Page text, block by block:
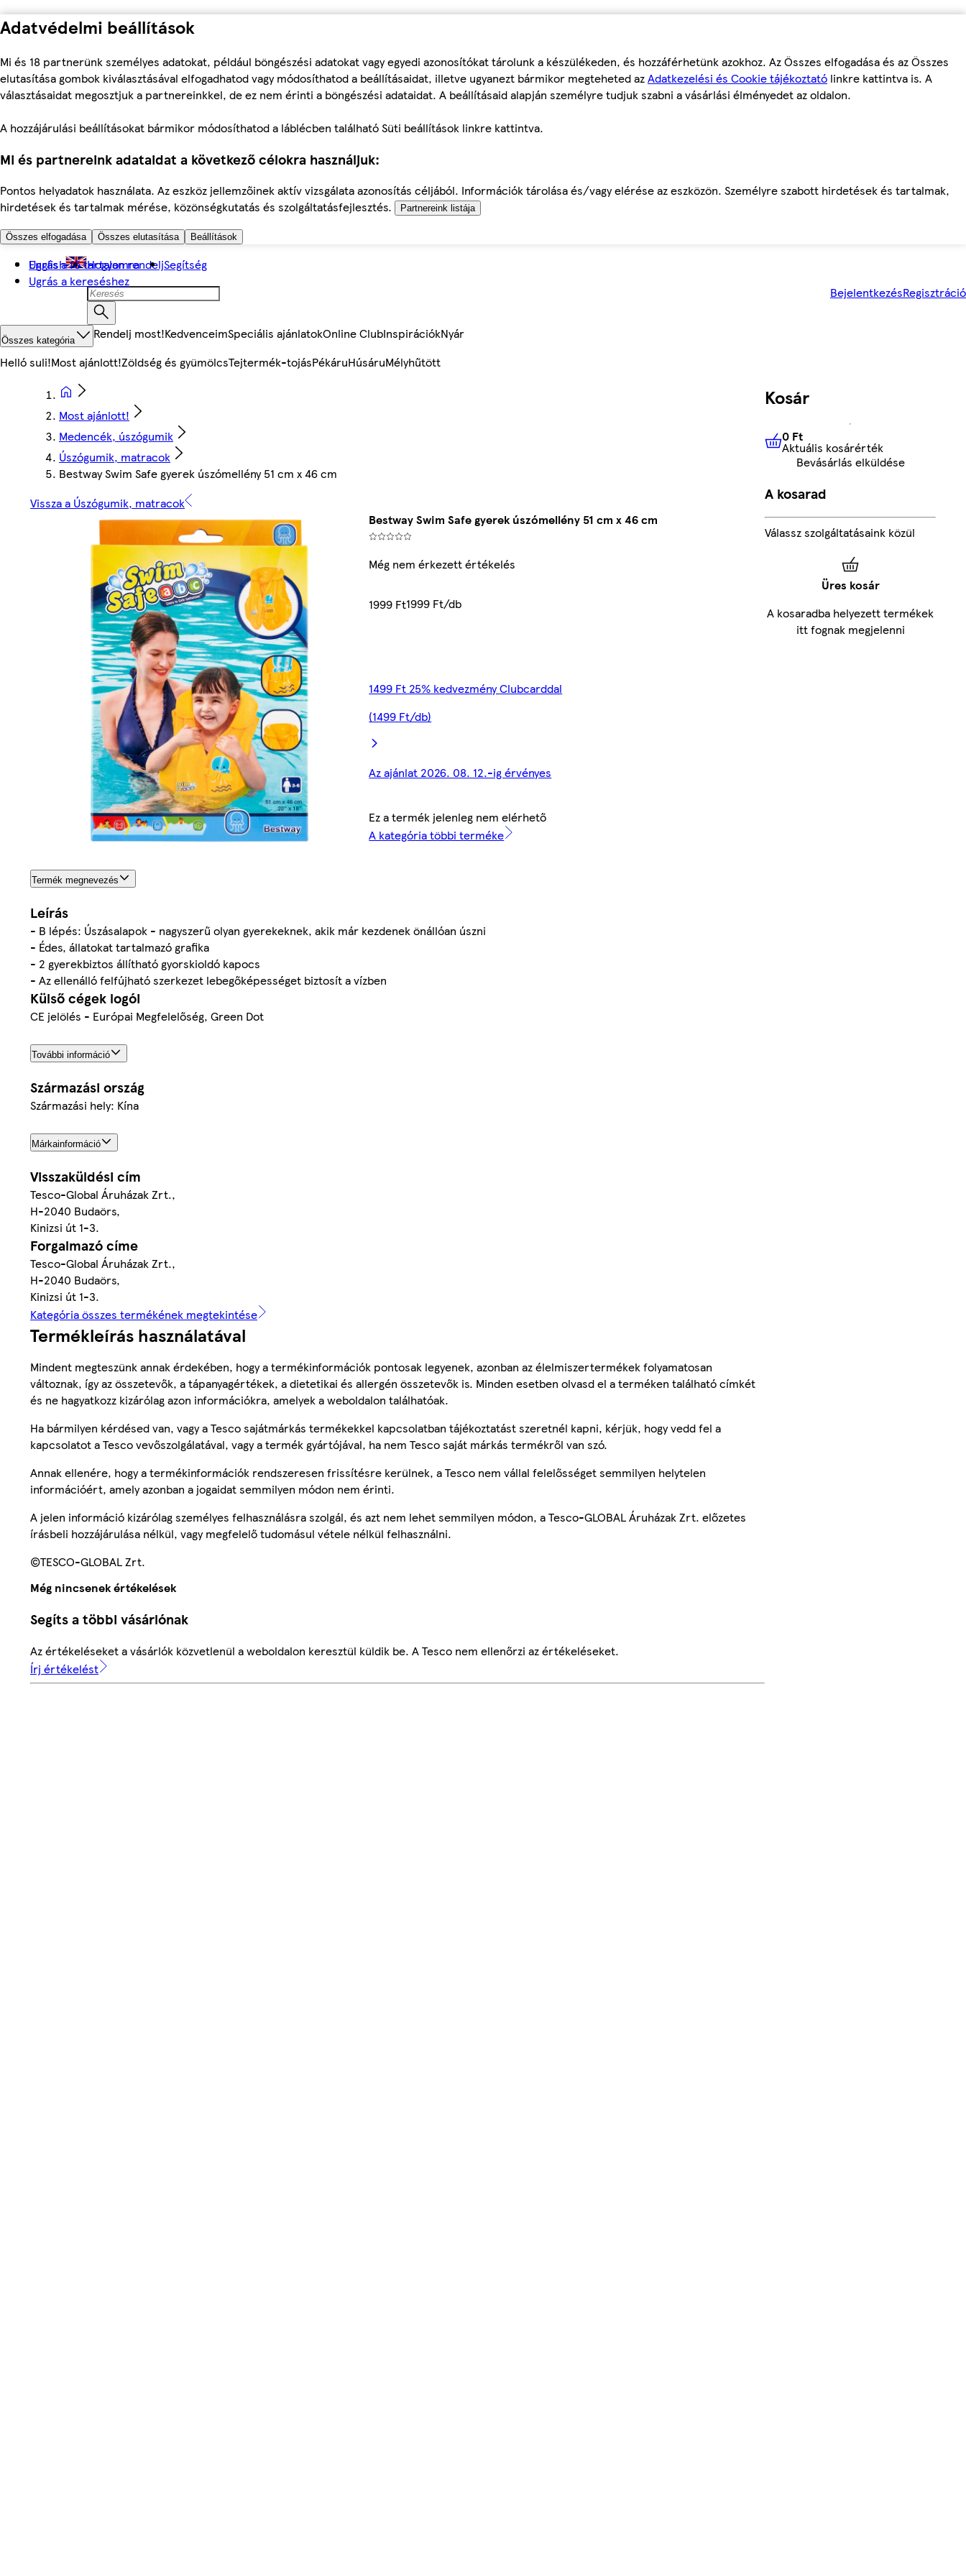
Adatvédelmi beállítások
Mi és 18 partnerünk személyes adatokat, például böngészési adatokat vagy egyedi azonosítókat tárolunk a készülékeden, és hozzáférhetünk azokhoz. Az Összes elfogadása és az Összes
elutasítása gombok kiválasztásával elfogadhatod vagy módosíthatod a beállításaidat, illetve ugyanezt bármikor megteheted azAdatkezelési és Cookie tájékoztató linkre kattintva is. A
választásaidat megosztjuk a partnereinkkel, de ez nem érinti a böngészési adataidat. A beállításaid alapján személyre tudjuk szabni a vásárlási élményedet az oldalon.
A hozzájárulási beállításokat bármikor módosíthatod a láblécben található Süti beállítások linkre kattintva.
Mi és partnereink adataidat a következő célokra használjuk:
Pontos helyadatok használata. Az eszköz jellemzőinek aktív vizsgálata azonosítás céljából. Információk tárolása és/vagy elérése az eszközön. Személyre szabott hirdetések és tartalmak,
hirdetések és tartalmak mérése, közönségkutatás és szolgáltatásfejlesztés.
Partnereink listája
Összes elfogadása Összes elutasítása Beállítások
Ugrás a fő tartalomra
Ugrás a kereséshez
English Hogyan rendeljSegítség
BejelentkezésRegisztráció
Összes kategória Rendelj most!KedvenceimSpeciális ajánlatokOnline ClubInspirációkNyár
Helló suli!Most ajánlott!Zöldség és gyümölcsTejtermék-tojásPékáruHúsáruMélyhűtött
Most ajánlott!
Medencék, úszógumik
Úszógumik, matracok
Bestway Swim Safe gyerek úszómellény 51 cm x 46 cm
Vissza a Úszógumik, matracok
Bestway Swim Safe gyerek úszómellény 51 cm x 46 cm
Még nem érkezett értékelés
1999 Ft1999 Ft/db
1499 Ft 25% kedvezmény Clubcarddal
(1499 Ft/db)
Az ajánlat 2026. 08. 12.-ig érvényes
Ez a termék jelenleg nem elérhető
A kategória többi terméke
Termék megnevezés
Leírás
- B lépés: Úszásalapok - nagyszerű olyan gyerekeknek, akik már kezdenek önállóan úszni
- Édes, állatokat tartalmazó grafika
- 2 gyerekbiztos állítható gyorskioldó kapocs
- Az ellenálló felfújható szerkezet lebegőképességet biztosít a vízben
Külső cégek logói
CE jelölés - Európai Megfelelőség, Green Dot
További információ
Származási ország
Származási hely: Kína
Márkainformáció
Visszaküldési cím
Tesco-Global Áruházak Zrt.,
H-2040 Budaörs,
Kinizsi út 1-3.
Forgalmazó címe
Tesco-Global Áruházak Zrt.,
H-2040 Budaörs,
Kinizsi út 1-3.
Kategória összes termékének megtekintése
Termékleírás használatával
Mindent megteszünk annak érdekében, hogy a termékinformációk pontosak legyenek, azonban az élelmiszertermékek folyamatosan
változnak, így az összetevők, a tápanyagértékek, a dietetikai és allergén összetevők is. Minden esetben olvasd el a terméken található címkét
és ne hagyatkozz kizárólag azon információkra, amelyek a weboldalon találhatóak.
Ha bármilyen kérdésed van, vagy a Tesco sajátmárkás termékekkel kapcsolatban tájékoztatást szeretnél kapni, kérjük, hogy vedd fel a
kapcsolatot a Tesco vevőszolgálatával, vagy a termék gyártójával, ha nem Tesco saját márkás termékről van szó.
Annak ellenére, hogy a termékinformációk rendszeresen frissítésre kerülnek, a Tesco nem vállal felelősséget semmilyen helytelen
információért, amely azonban a jogaidat semmilyen módon nem érinti.
A jelen információ kizárólag személyes felhasználásra szolgál, és azt nem lehet semmilyen módon, a Tesco-GLOBAL Áruházak Zrt. előzetes
írásbeli hozzájárulása nélkül, vagy megfelelő tudomásul vétele nélkül felhasználni.
©TESCO-GLOBAL Zrt.
Még nincsenek értékelések
Segíts a többi vásárlónak
Az értékeléseket a vásárlók közvetlenül a weboldalon keresztül küldik be. A Tesco nem ellenőrzi az értékeléseket.
Írj értékelést
Kosár
0 FtAktuális kosárérték
0 Ft
Aktuális kosárérték
Bevásárlás elküldése
A kosarad
Válassz szolgáltatásaink közül
Üres kosár
A kosaradba helyezett termékek
itt fognak megjelenni